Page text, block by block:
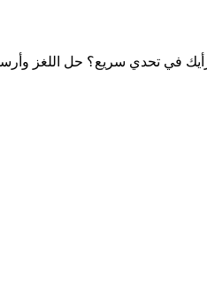
رأيك في تحدي سريع؟ حل اللغز